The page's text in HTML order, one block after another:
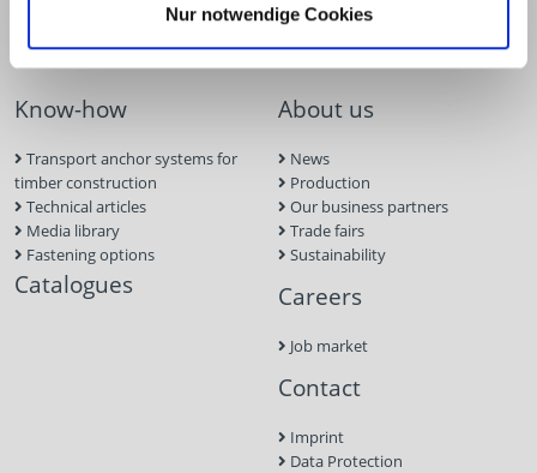
Nur notwendige Cookies
Screw foundations
Know-how
Transport anchor systems for
timber construction
Technical articles
Media library
Fastening options
Catalogues
About us
News
Production
Our business partners
Trade fairs
Sustainability
Careers
Job market
Contact
Imprint
Data Protection